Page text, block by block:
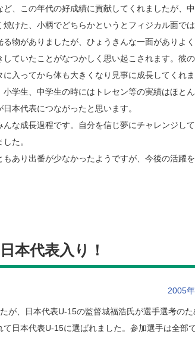
、この年代の好成績に貢献してくれましたが、
けた、小柄でどちらかというとフィジカル面で
物がありましたが、ひょうきんな一面がありよ
ていたことがなつかしく思い起こされます。彼
入ってから体も大きくなり見事に成長してくれま
学生、中学生の時にはトレセン等の実績はほと
本代表につながったと思います。
な成長過程です。自分を信じ夢にチャレンジし
た。
あり出番が少なかったようですが、今後の活躍
本代表入り！
2005
が、日本代表U-15の監督城福浩氏が選手選考のた
日本代表U-15に選ばれました。参加選手は全部